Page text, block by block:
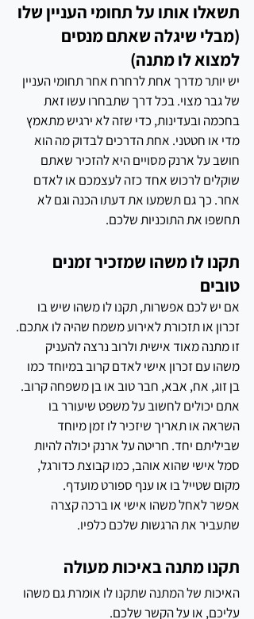
תשאלו אותו על תחומי העניין שלו
(מבלי שיגלה שאתם מנסים
למצוא לו מתנה)
יש יותר מדרך אחת לרחרח אחר תחומי העניין
של גבר מצוי. בכל דרך שתבחרו עשו זאת
בחכמה ובעדינות, כדי שזה לא ירגיש מתאמץ
מדי או חטטני. אחת הדרכים לבדוק מה הוא
חושב על ארנק מסויים היא להזכיר שאתם
שוקלים לרכוש אחד כזה לעצמכם או לאדם
אחר. כך גם תשמעו את דעתו הכנה וגם לא
תחשפו את התוכניות שלכם.
תקנו לו משהו שמזכיר זמנים
טובים
אם יש לכם אפשרות, תקנו לו משהו שיש בו
זכרון או תזכורת לאירוע משמח שהיה לו אתכם.
זו מתנה מאוד אישית ולרוב נרצה להעניק
משהו עם זכרון אישי לאדם קרוב במיוחד כמו
בן זוג, אח, אבא, חבר טוב או בן משפחה קרוב.
אתם יכולים לחשוב על משפט שיעורר בו
השראה או תאריך שיזכיר לו זמן מיוחד
שביליתם יחד. חריטה על ארנק יכולה להיות
סמל אישי שהוא אוהב, כמו קבוצת כדורגל,
מקום שטייל בו או ענף ספורט מועדף.
אפשר לאחל משהו אישי או ברכה קצרה
שתעביר את הרגשות שלכם כלפיו.
תקנו מתנה באיכות מעולה
האיכות של המתנה שתקנו לו אומרת גם משהו
עליכם, או על הקשר שלכם.